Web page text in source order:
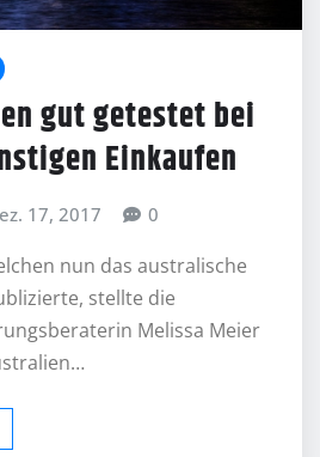
gut getestet bei
Einkaufen
17, 2017 0
nun das australische
stellte die
Melissa Meier